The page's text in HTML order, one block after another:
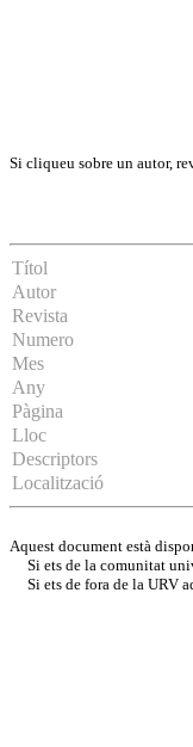
Si cliqueu sobre un autor,
Títol
Autor
Revista
Numero
Mes
Any
Pàgina
Lloc
Descriptors
Localització
Aquest document està
Si ets de la comunitat
Si ets de fora de la URV